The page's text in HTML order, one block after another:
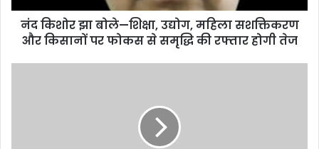
सशक्तिकरण
और
किसानों
नंद किशोर झा बोले—शिक्षा, उद्योग, महिला सशक्तिकरण
और किसानों पर फोकस से समृद्धि की रफ्तार होगी तेज